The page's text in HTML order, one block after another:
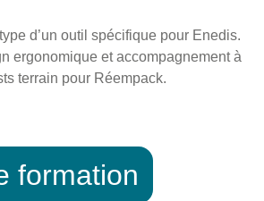
d’un outil spécifique pour Enedis.
ergonomique et accompagnement à
terrain pour Réempack.
formation